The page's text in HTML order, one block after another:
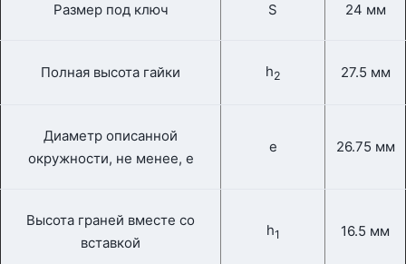
Размер под ключ S 24 мм
Полная высота гайки h2 27.5 мм
Диаметр описанной
окружности, не менее, e
e 26.75 мм
Высота граней вместе со
вставкой
h1 16.5 мм